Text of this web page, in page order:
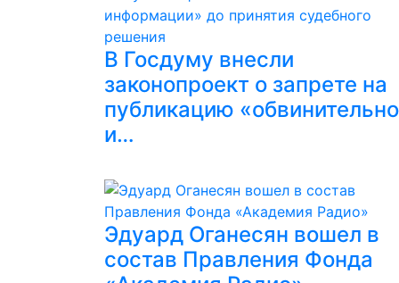
В Госдуму внесли
законопроект о запрете на
публикацию
и…
Эдуард Оганесян вошел в
состав Правления Фонда